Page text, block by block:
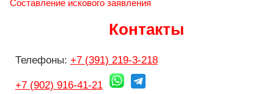
Составление искового заявления
Контакты
Телефоны: +7 (391) 219-3-218
+7 (902) 916-41-21